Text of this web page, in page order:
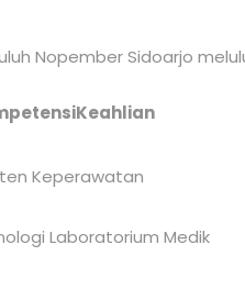
Nopember Sidoarjo
Keahlian
Keperawatan
Laboratorium Medik